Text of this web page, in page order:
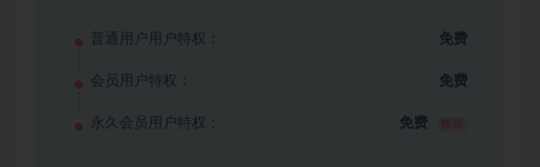
普通用户用户特权： 免费
会员用户特权： 免费
永久会员用户特权： 免费